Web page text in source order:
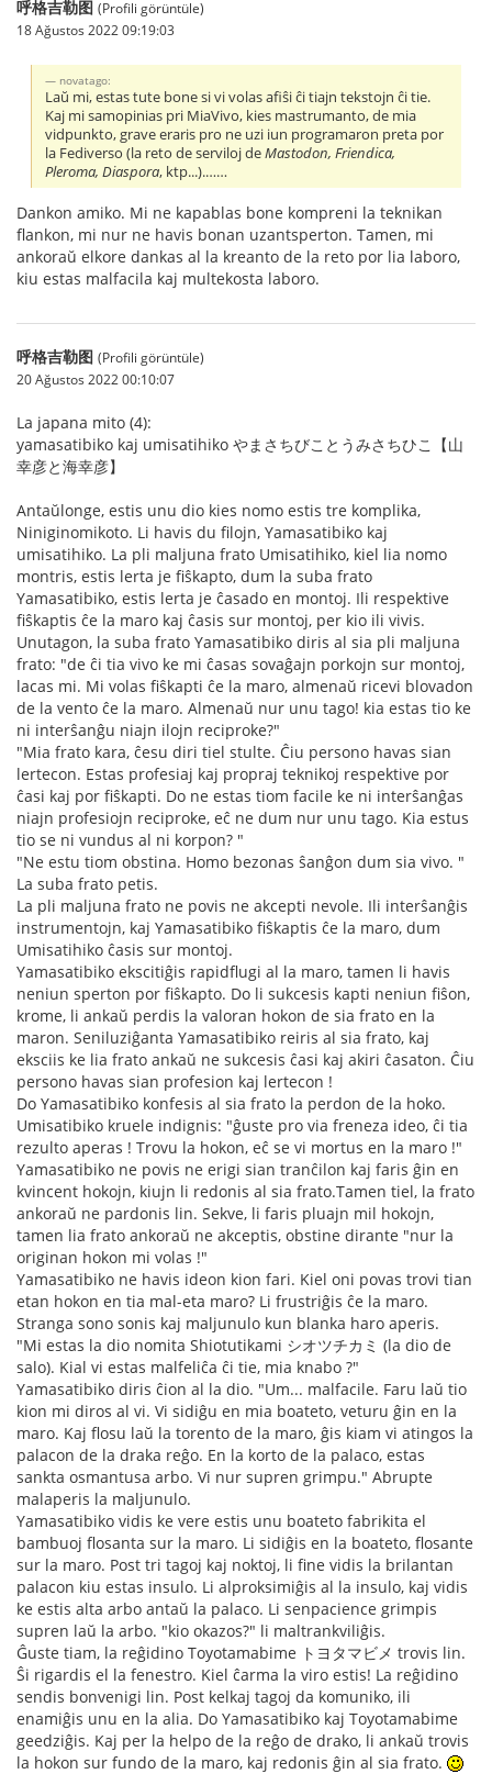
呼格吉勒图 (Profili görüntüle)
18 Ağustos 2022 09:19:03
novatago:
Laŭ mi, estas tute bone si vi volas afiŝi ĉi tiajn tekstojn ĉi tie.
Kaj mi samopinias pri MiaVivo, kies mastrumanto, de mia
vidpunkto, grave eraris pro ne uzi iun programaron preta por
la Fediverso (la reto de serviloj deMastodon, Friendica,
Pleroma, Diaspora, ktp...).……
Dankon amiko. Mi ne kapablas bone kompreni la teknikan
flankon, mi nur ne havis bonan uzantsperton. Tamen, mi
ankoraŭ elkore dankas al la kreanto de la reto por lia laboro,
kiu estas malfacila kaj multekosta laboro.
呼格吉勒图 (Profili görüntüle)
20 Ağustos 2022 00:10:07
La japana mito (4):
yamasatibiko kaj umisatihiko やまさちびことうみさちひこ【山
幸彦と海幸彦】
Antaŭlonge, estis unu dio kies nomo estis tre komplika,
Niniginomikoto. Li havis du filojn, Yamasatibiko kaj
umisatihiko. La pli maljuna frato Umisatihiko, kiel lia nomo
montris, estis lerta je fiŝkapto, dum la suba frato
Yamasatibiko, estis lerta je ĉasado en montoj. Ili respektive
fiŝkaptis ĉe la maro kaj ĉasis sur montoj, per kio ili vivis.
Unutagon, la suba frato Yamasatibiko diris al sia pli maljuna
frato: "de ĉi tia vivo ke mi ĉasas sovaĝajn porkojn sur montoj,
lacas mi. Mi volas fiŝkapti ĉe la maro, almenaŭ ricevi blovadon
de la vento ĉe la maro. Almenaŭ nur unu tago! kia estas tio ke
ni interŝanĝu niajn ilojn reciproke?"
"Mia frato kara, ĉesu diri tiel stulte. Ĉiu persono havas sian
lertecon. Estas profesiaj kaj propraj teknikoj respektive por
ĉasi kaj por fiŝkapti. Do ne estas tiom facile ke ni interŝanĝas
niajn profesiojn reciproke, eĉ ne dum nur unu tago. Kia estus
tio se ni vundus al ni korpon? "
"Ne estu tiom obstina. Homo bezonas ŝanĝon dum sia vivo. "
La suba frato petis.
La pli maljuna frato ne povis ne akcepti nevole. Ili interŝanĝis
instrumentojn, kaj Yamasatibiko fiŝkaptis ĉe la maro, dum
Umisatihiko ĉasis sur montoj.
Yamasatibiko ekscitiĝis rapidflugi al la maro, tamen li havis
neniun sperton por fiŝkapto. Do li sukcesis kapti neniun fiŝon,
krome, li ankaŭ perdis la valoran hokon de sia frato en la
maron. Seniluziĝanta Yamasatibiko reiris al sia frato, kaj
eksciis ke lia frato ankaŭ ne sukcesis ĉasi kaj akiri ĉasaton. Ĉiu
persono havas sian profesion kaj lertecon !
Do Yamasatibiko konfesis al sia frato la perdon de la hoko.
Umisatibiko kruele indignis: "ĝuste pro via freneza ideo, ĉi tia
rezulto aperas ! Trovu la hokon, eĉ se vi mortus en la maro !"
Yamasatibiko ne povis ne erigi sian tranĉilon kaj faris ĝin en
kvincent hokojn, kiujn li redonis al sia frato.Tamen tiel, la frato
ankoraŭ ne pardonis lin. Sekve, li faris pluajn mil hokojn,
tamen lia frato ankoraŭ ne akceptis, obstine dirante "nur la
originan hokon mi volas !"
Yamasatibiko ne havis ideon kion fari. Kiel oni povas trovi tian
etan hokon en tia mal-eta maro? Li frustriĝis ĉe la maro.
Stranga sono sonis kaj maljunulo kun blanka haro aperis.
"Mi estas la dio nomita Shiotutikami シオツチカミ (la dio de
salo). Kial vi estas malfeliĉa ĉi tie, mia knabo ?"
Yamasatibiko diris ĉion al la dio. "Um... malfacile. Faru laŭ tio
kion mi diros al vi. Vi sidiĝu en mia boateto, veturu ĝin en la
maro. Kaj flosu laŭ la torento de la maro, ĝis kiam vi atingos la
palacon de la draka reĝo. En la korto de la palaco, estas
sankta osmantusa arbo. Vi nur supren grimpu." Abrupte
malaperis la maljunulo.
Yamasatibiko vidis ke vere estis unu boateto fabrikita el
bambuoj flosanta sur la maro. Li sidiĝis en la boateto, flosante
sur la maro. Post tri tagoj kaj noktoj, li fine vidis la brilantan
palacon kiu estas insulo. Li alproksimiĝis al la insulo, kaj vidis
ke estis alta arbo antaŭ la palaco. Li senpacience grimpis
supren laŭ la arbo. "kio okazos?" li maltrankviliĝis.
Ĝuste tiam, la reĝidino Toyotamabime トヨタマビメ trovis lin.
Ŝi rigardis el la fenestro. Kiel ĉarma la viro estis! La reĝidino
sendis bonvenigi lin. Post kelkaj tagoj da komuniko, ili
enamiĝis unu en la alia. Do Yamasatibiko kaj Toyotamabime
geedziĝis. Kaj per la helpo de la reĝo de drako, li ankaŭ trovis
la hokon sur fundo de la maro, kaj redonis ĝin al sia frato.